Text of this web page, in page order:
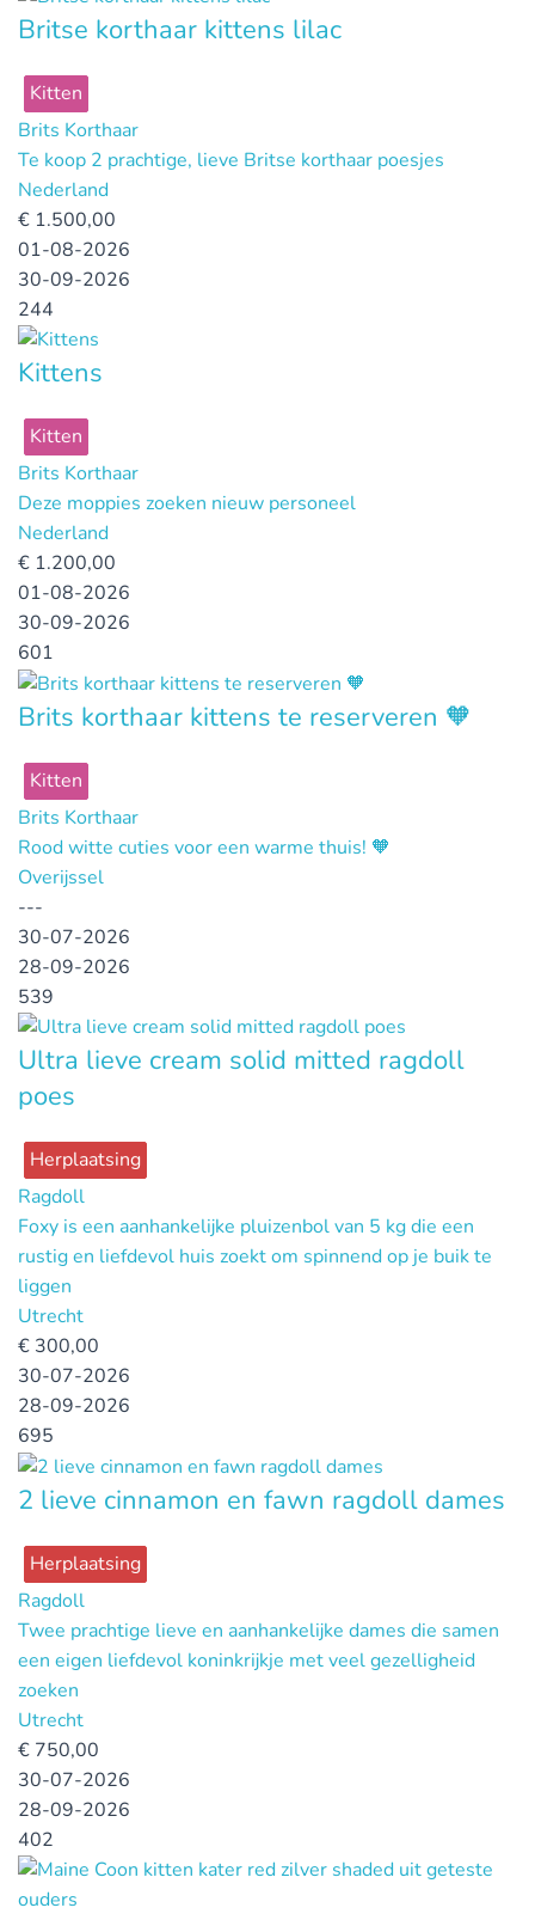
Britse korthaar kittens lilac
Kitten
Brits Korthaar
Te koop 2 prachtige, lieve Britse korthaar poesjes
Nederland
€ 1.500,00
01-08-2026
30-09-2026
244
Kittens
Kitten
Brits Korthaar
Deze moppies zoeken nieuw personeel
Nederland
€ 1.200,00
01-08-2026
30-09-2026
601
Brits korthaar kittens te reserveren 🧡
Kitten
Brits Korthaar
Rood witte cuties voor een warme thuis! 🧡
Overijssel
---
30-07-2026
28-09-2026
539
Ultra lieve cream solid mitted ragdoll
poes
Herplaatsing
Ragdoll
Foxy is een aanhankelijke pluizenbol van 5 kg die een
rustig en liefdevol huis zoekt om spinnend op je buik te
liggen
Utrecht
€ 300,00
30-07-2026
28-09-2026
695
2 lieve cinnamon en fawn ragdoll dames
Herplaatsing
Ragdoll
Twee prachtige lieve en aanhankelijke dames die samen
een eigen liefdevol koninkrijkje met veel gezelligheid
zoeken
Utrecht
€ 750,00
30-07-2026
28-09-2026
402